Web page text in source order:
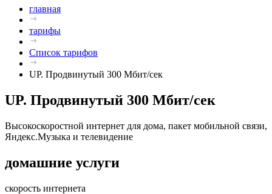
главная
тарифы
Список тарифов
UP. Продвинутый 300 Мбит/сек
UP. Продвинутый 300 Мбит/сек
Высокоскоростной интернет для дома, пакет мобильной связи,
Яндекс.Музыка и телевидение
домашние услуги
скорость интернета